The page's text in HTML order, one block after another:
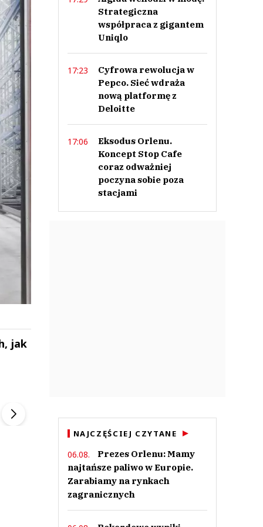
jak
Strategiczna
współpraca z gigantem
Uniqlo
17:23
Cyfrowa rewolucja w
Pepco. Sieć wdraża
nową platformę z
Deloitte
17:06
Eksodus Orlenu.
Koncept Stop Cafe
coraz odważniej
poczyna sobie poza
stacjami
NAJCZĘŚCIEJ CZYTANE
06.08.
Prezes Orlenu: Mamy
najtańsze paliwo w Europie.
Zarabiamy na rynkach
zagranicznych